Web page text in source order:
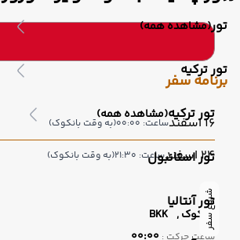
تور(مشاهده همه)
تور ترکیه
تور ترکیه(مشاهده همه)
تور استانبول
تور آنتالیا
برنامه سفر
16 اسفند ساعت: 00:00 (به وقت بانکوک)
24 اسفند ساعت: 21:30 (به وقت بانکوک)
شروع سفر
بانکوک , BKK